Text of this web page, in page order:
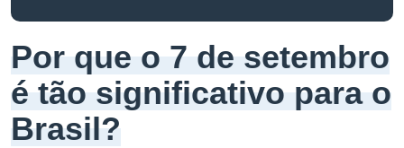
Por que o 7 de setembro
é tão significativo para o
Brasil?